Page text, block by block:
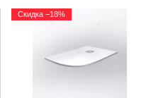
Скидка −18%